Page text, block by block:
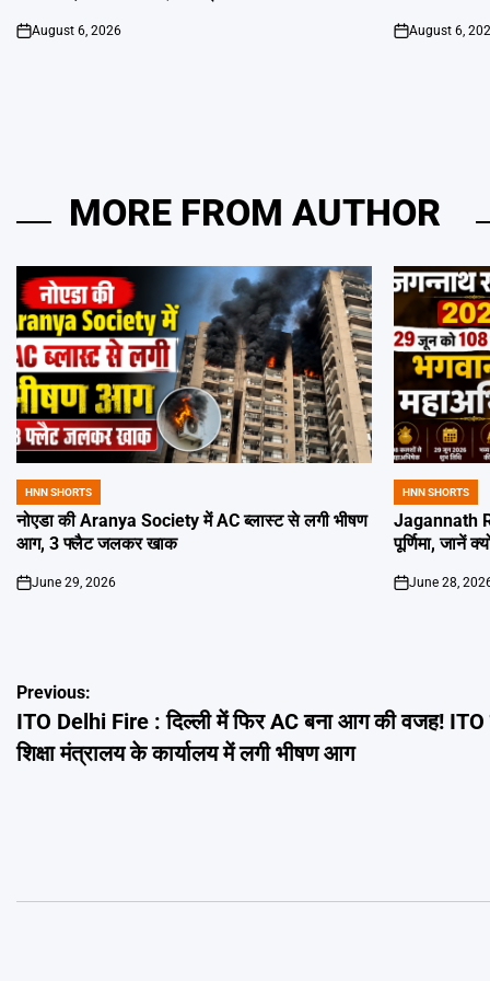
on
August 6, 2026
on
August 6,
MORE FROM AUTHOR
POSTED
IN
HNN SHORTS
नोएडा की Aranya Society में AC ब्लास्ट से लगी भीषण
आग, 3 फ्लैट जलकर खाक
on
June 29, 2026
POSTED
IN
HNN SHORTS
Jagannath
पूर्णिमा, जानें
on
June 28,
Post
navigation
Previous:
ITO Delhi Fire : दिल्ली में फिर AC बना आग की वजह!
शिक्षा मंत्रालय के कार्यालय में लगी भीषण आग